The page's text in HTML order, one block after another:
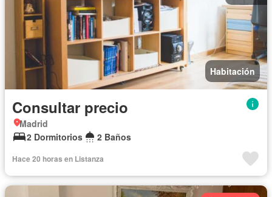
Habitación
Consultar precio
Madrid
2 Dormitorios
2 Baños
Hace 20 horas en Listanza